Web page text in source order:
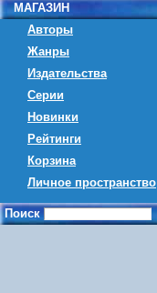
МАГАЗИН
Авторы
Жанры
Издательства
Серии
Новинки
Рейтинги
Корзина
Личное пространство
Поиск